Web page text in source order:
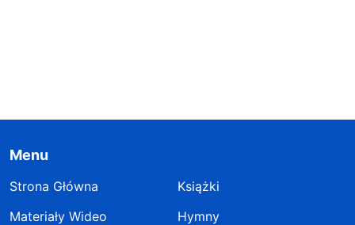
Menu
Strona Główna
Książki
Materiały Wideo
Hymny